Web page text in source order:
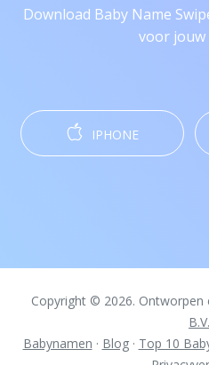
Download Baby Name
voor jouw
IPHONE
Copyright © 2026.
B.V.
Babynamen · Blog· Top 10